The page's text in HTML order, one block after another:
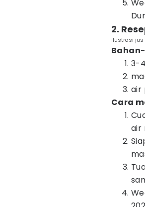
2.
ilustrasi jus
3-
air
Cara
air